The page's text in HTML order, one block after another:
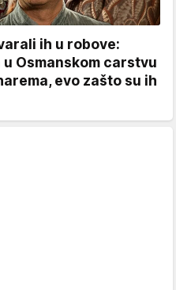
ih u robove:
Osmanskom carstvu
evo zašto su ih